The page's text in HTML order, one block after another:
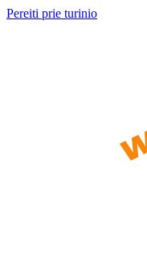
Pereiti prie turinio